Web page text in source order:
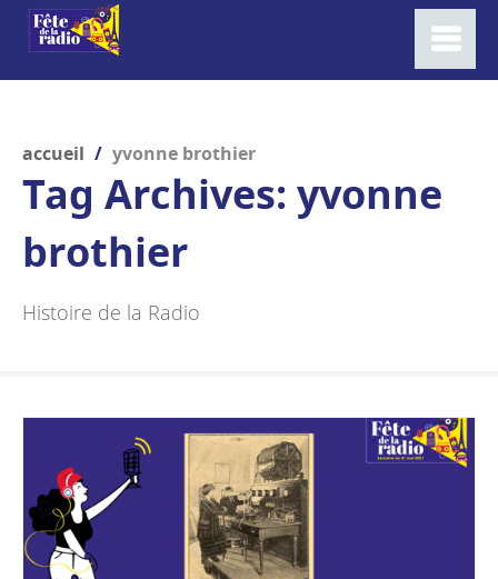
accueil / yvonne brothier
Tag Archives: yvonne
brothier
Histoire de la Radio